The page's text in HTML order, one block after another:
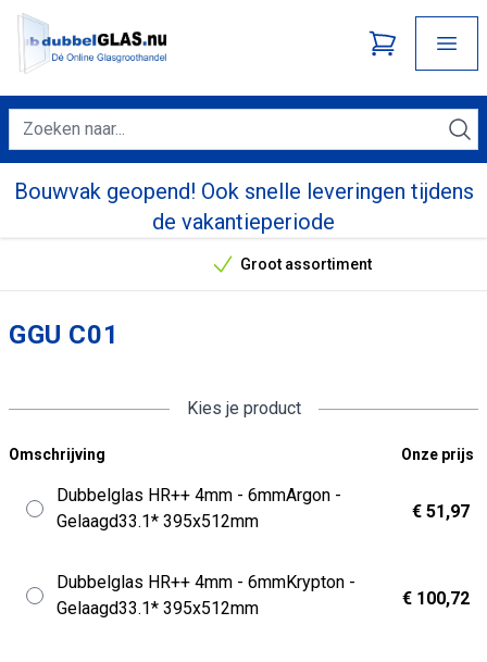
Bouwvak geopend! Ook snelle leveringen tijdens
de vakantieperiode
Onze unieke verkoopargumenten
Groot assortiment
GGU C01
Kies je product
Omschrijving Onze prijs
Dubbelglas HR++ 4mm - 6mmArgon -
Gelaagd33.1* 395x512mm
€ 51,97
Dubbelglas HR++ 4mm - 6mmKrypton -
Gelaagd33.1* 395x512mm
€ 100,72